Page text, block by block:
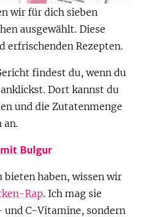
wir für dich sieben
ausgewählt. Diese
erfrischenden Rezepten.
findest du, wenn du
Dort kannst du
und die Zutatenmenge
an.
Bulgur
bieten haben, wissen wir
Rap. Ich mag sie
und C-Vitamine, sondern